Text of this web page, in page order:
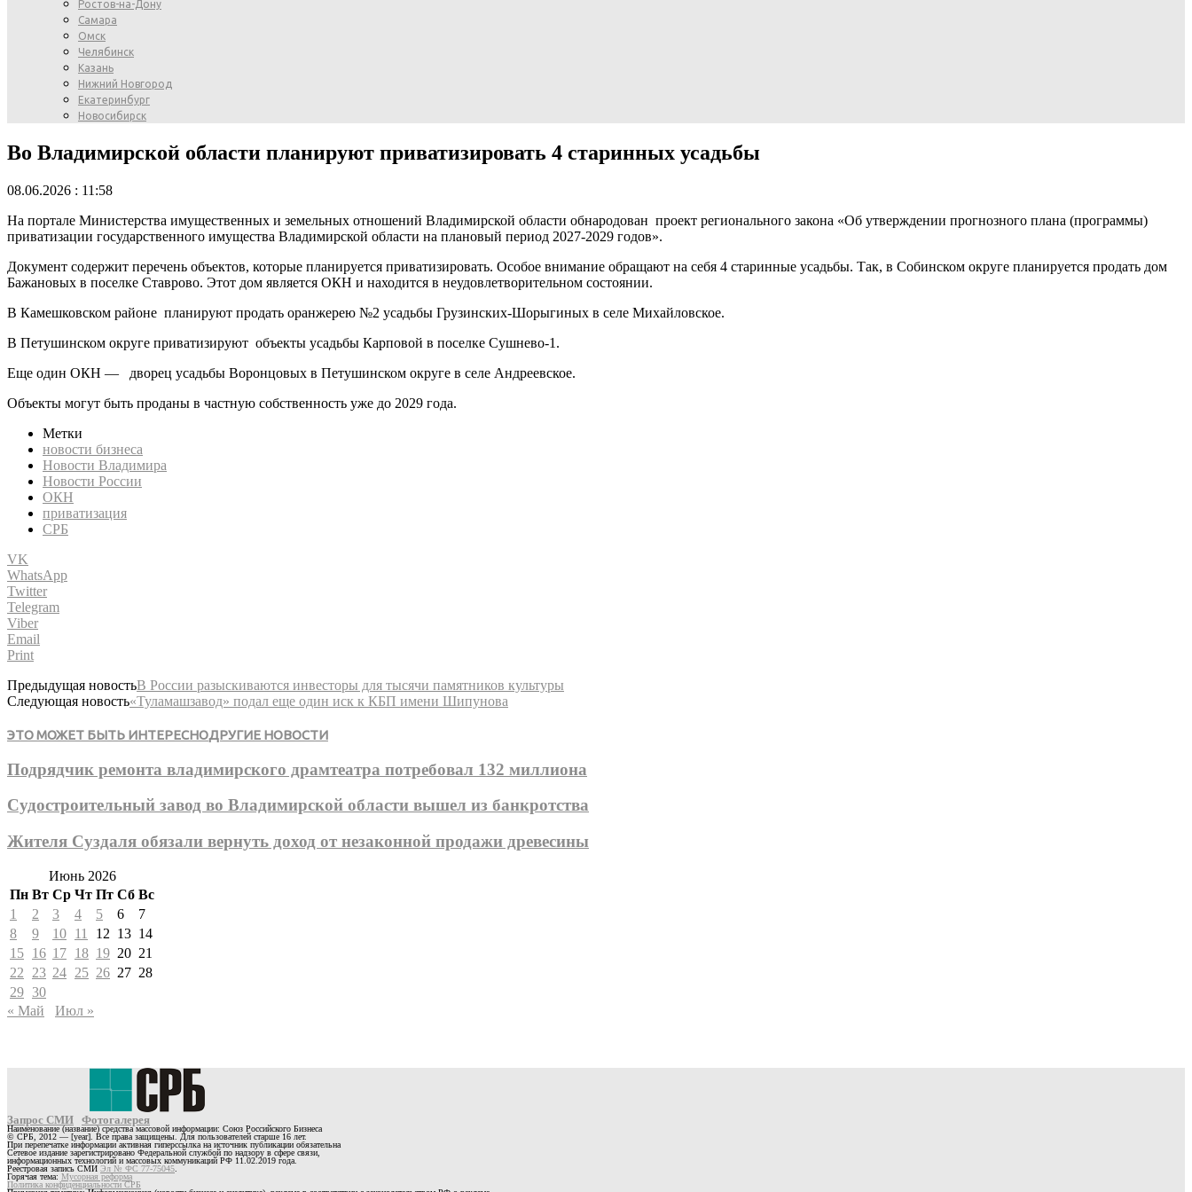
Ростов-на-Дону
Самара
Омск
Челябинск
Казань
Нижний Новгород
Екатеринбург
Новосибирск
Во Владимирской области планируют приватизировать 4 старинных усадьбы
08.06.2026 : 11:58
На портале Министерства имущественных и земельных отношений Владимирской области обнародован проект регионального закона «Об утверждении прогнозного плана (программы)
приватизации государственного имущества Владимирской области на плановый период 2027-2029 годов».
Документ содержит перечень объектов, которые планируется приватизировать. Особое внимание обращают на себя 4 старинные усадьбы. Так, в Собинском округе планируется продать дом
Бажановых в поселке Ставрово. Этот дом является ОКН и находится в неудовлетворительном состоянии.
В Камешковском районе планируют продать оранжерею №2 усадьбы Грузинских-Шорыгиных в селе Михайловское.
В Петушинском округе приватизируют объекты усадьбы Карповой в поселке Сушнево-1.
Еще один ОКН — дворец усадьбы Воронцовых в Петушинском округе в селе Андреевское.
Объекты могут быть проданы в частную собственность уже до 2029 года.
Метки
новости бизнеса
Новости Владимира
Новости России
ОКН
приватизация
СРБ
VK
WhatsApp
Twitter
Telegram
Viber
Email
Print
Предыдущая новостьВ России разыскиваются инвесторы для тысячи памятников культуры
Следующая новость«Туламашзавод» подал еще один иск к КБП имени Шипунова
ЭТО МОЖЕТ БЫТЬ ИНТЕРЕСНОДРУГИЕ НОВОСТИ
Подрядчик ремонта владимирского драмтеатра потребовал 132 миллиона
Судостроительный завод во Владимирской области вышел из банкротства
Жителя Суздаля обязали вернуть доход от незаконной продажи древесины
Июнь 2026
Пн Вт Ср Чт Пт Сб Вс
1
2 3 4 5 6
7
8
9 10 11 12 13 14
15 16 17 18 19 20 21
22
23 24 25 26 27 28
29 30
« Май
Июл »
Запрос СМИ Фотогалерея
Наименование (название) средства массовой информации: Союз Российского Бизнеса
© СРБ, 2012 — [year]. Все права защищены. Для пользователей старше 16 лет.
При перепечатке информации активная гиперссылка на источник публикации обязательна
Сетевое издание зарегистрировано Федеральной службой по надзору в сфере связи,
информационных технологий и массовых коммуникаций РФ 11.02.2019 года.
Реестровая запись СМИ Эл № ФС 77-75045
Горячая тема: Мусорная реформа
Политика конфиденциальности СРБ